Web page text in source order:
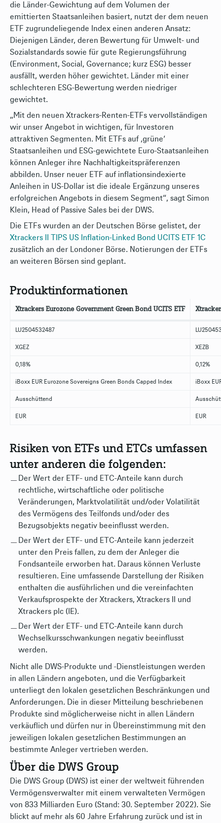
die Länder-Gewichtung auf dem Volumen der
emittierten Staatsanleihen basiert, nutzt der dem neuen
ETF zugrundeliegende Index einen anderen Ansatz:
Diejenigen Länder, deren Bewertung für Umwelt- und
Sozialstandards sowie für gute Regierungsführung
(Environment, Social, Governance; kurz ESG) besser
ausfällt, werden höher gewichtet. Länder mit einer
schlechteren ESG-Bewertung werden niedriger
gewichtet.
„Mit den neuen Xtrackers-Renten-ETFs vervollständigen
wir unser Angebot in wichtigen, für Investoren
attraktiven Segmenten. Mit ETFs auf ‚grüne‘
Staatsanleihen und ESG-gewichtete Euro-Staatsanleihen
können Anleger ihre Nachhaltigkeitspräferenzen
abbilden. Unser neuer ETF auf inflationsindexierte
Anleihen in US-Dollar ist die ideale Ergänzung unseres
erfolgreichen Angebots in diesem Segment“, sagt Simon
Klein, Head of Passive Sales bei der DWS.
Die ETFs wurden an der Deutschen Börse gelistet, der
Xtrackers II TIPS US Inflation-Linked Bond UCITS ETF 1C
zusätzlich an der Londoner Börse. Notierungen der ETFs
an weiteren Börsen sind geplant.
Produktinformationen
Xtrackers Eurozone Government Green Bond UCITS ETF
LU2504532487
XGEZ XEZB
0,18% 0,12%
iBoxx EUR Eurozone Sovereigns Green Bonds Capped Index iBoxx
Ausschüttend
EUR EUR
Risiken von ETFs und ETCs umfassen
unter anderen die folgenden:
Der Wert der ETF- und ETC-Anteile kann durch
rechtliche, wirtschaftliche oder politische
Veränderungen, Marktvolatilität und/oder Volatilität
des Vermögens des Teilfonds und/oder des
Bezugsobjekts negativ beeinflusst werden.
Der Wert der ETF- und ETC-Anteile kann jederzeit
unter den Preis fallen, zu dem der Anleger die
Fondsanteile erworben hat. Daraus können Verluste
resultieren. Eine umfassende Darstellung der Risiken
enthalten die ausführlichen und die vereinfachten
Verkaufsprospekte der Xtrackers, Xtrackers II und
Xtrackers plc (IE).
Der Wert der ETF- und ETC-Anteile kann durch
Wechselkursschwankungen negativ beeinflusst
werden.
Nicht alle DWS-Produkte und -Dienstleistungen werden
in allen Ländern angeboten, und die Verfügbarkeit
unterliegt den lokalen gesetzlichen Beschränkungen und
Anforderungen. Die in dieser Mitteilung beschriebenen
Produkte sind möglicherweise nicht in allen Ländern
verkäuflich und dürfen nur in Übereinstimmung mit den
jeweiligen lokalen gesetzlichen Bestimmungen an
bestimmte Anleger vertrieben werden.
Über die DWS Group
Die DWS Group (DWS) ist einer der weltweit führenden
Vermögensverwalter mit einem verwalteten Vermögen
von 833 Milliarden Euro (Stand: 30. September 2022). Sie
blickt auf mehr als 60 Jahre Erfahrung zurück und ist in